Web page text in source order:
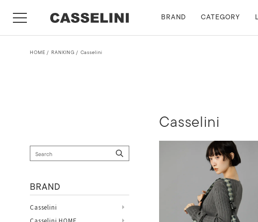
BRAND CATEGORY
HOME RANKING Casselini
Casselini
BRAND
Casselini
Casselini HOME